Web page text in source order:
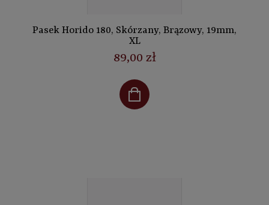
Pasek Horido 180, Skórzany, Brązowy, 19mm,
XL
89,00 zł